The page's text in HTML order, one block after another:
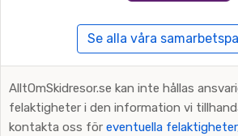
Se alla våra
AlltOmSkidresor.se kan inte hållas
felaktigheter i den information vi
kontakta oss för eventuella